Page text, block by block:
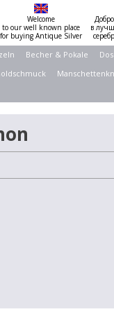
Welcome
to our well known place
for buying Antique Silver
в
Becher & Pokale